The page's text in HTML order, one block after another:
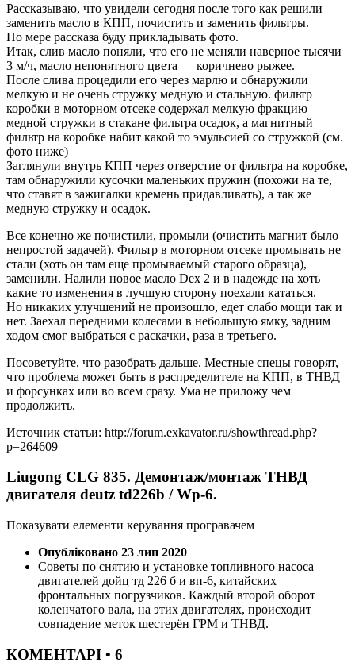
Рассказываю, что увидели сегодня после того как решили
заменить масло в КПП, почистить и заменить фильтры.
По мере рассказа буду прикладывать фото.
Итак, слив масло поняли, что его не меняли наверное тысячи
3 м/ч, масло непонятного цвета — коричнево рыжее.
После слива процедили его через марлю и обнаружили
мелкую и не очень стружку медную и стальную. фильтр
коробки в моторном отсеке содержал мелкую фракцию
медной стружки в стакане фильтра осадок, а магнитный
фильтр на коробке набит какой то эмульсией со стружкой (см.
фото ниже)
Заглянули внутрь КПП через отверстие от фильтра на коробке,
там обнаружили кусочки маленьких пружин (похожи на те,
что ставят в зажигалки кремень придавливать), а так же
медную стружку и осадок.
Все конечно же почистили, промыли (очистить магнит было
непростой задачей). Фильтр в моторном отсеке промывать не
стали (хоть он там еще промываемый старого образца),
заменили. Налили новое масло Dex 2 и в надежде на хоть
какие то изменения в лучшую сторону поехали кататься.
Но никаких улучшений не произошло, едет слабо мощи так и
нет. Заехал передними колесами в небольшую ямку, задним
ходом смог выбраться с раскачки, раза в третьего.
Посоветуйте, что разобрать дальше. Местные спецы говорят,
что проблема может быть в распределителе на КПП, в ТНВД
и форсунках или во всем сразу. Ума не приложу чем
продолжить.
Источник статьи: http://forum.exkavator.ru/showthread.php?
p=264609
Liugong CLG 835. Демонтаж/монтаж ТНВД
двигателя deutz td226b / Wp-6.
Показувати елементи керування програвачем
Опубліковано 23 лип 2020
Советы по снятию и установке топливного насоса
двигателей дойц тд 226 б и вп-6, китайских
фронтальных погрузчиков. Каждый второй оборот
коленчатого вала, на этих двигателях, происходит
совпадение меток шестерён ГРМ и ТНВД.
КОМЕНТАРІ • 6